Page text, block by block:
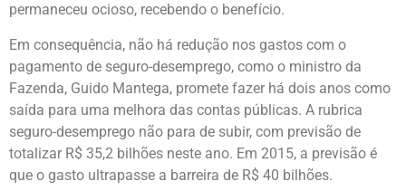
permaneceu ocioso, recebendo o benefício.
Em consequência, não há redução nos gastos com o
pagamento de seguro-desemprego, como o ministro da
Fazenda, Guido Mantega, promete fazer há dois anos como
saída para uma melhora das contas públicas. A rubrica
seguro-desemprego não para de subir, com previsão de
totalizar R$ 35,2 bilhões neste ano. Em 2015, a previsão é
que o gasto ultrapasse a barreira de R$ 40 bilhões.